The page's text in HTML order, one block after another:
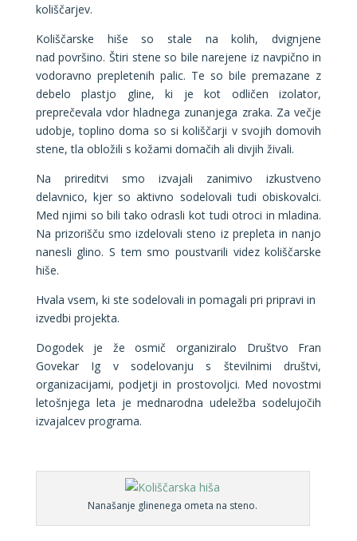
koliščarjev.
Koliščarske hiše so stale na kolih, dvignjene
nad površino. Štiri stene so bile narejene iz navpično in
vodoravno prepletenih palic. Te so bile premazane z
debelo plastjo gline, ki je kot odličen izolator,
preprečevala vdor hladnega zunanjega zraka. Za večje
udobje, toplino doma so si koliščarji v svojih domovih
stene, tla obložili s kožami domačih ali divjih živali.
Na prireditvi smo izvajali zanimivo izkustveno
delavnico, kjer so aktivno sodelovali tudi obiskovalci.
Med njimi so bili tako odrasli kot tudi otroci in mladina.
Na prizorišču smo izdelovali steno iz prepleta in nanjo
nanesli glino. S tem smo poustvarili videz koliščarske
hiše.
Hvala vsem, ki ste sodelovali in pomagali pri pripravi in
izvedbi projekta.
Dogodek je že osmič organiziralo Društvo Fran
Govekar Ig v sodelovanju s številnimi društvi,
organizacijami, podjetji in prostovoljci. Med novostmi
letošnjega leta je mednarodna udeležba sodelujočih
izvajalcev programa.
Nanašanje glinenega ometa na steno.